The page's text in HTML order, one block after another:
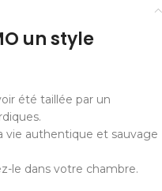
un style
été taillée par un
vie authentique et sauvage
le dans votre chambre.